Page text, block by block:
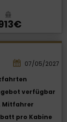
07/05/2027
verfügbar
Mitfahrer
pro Kabine